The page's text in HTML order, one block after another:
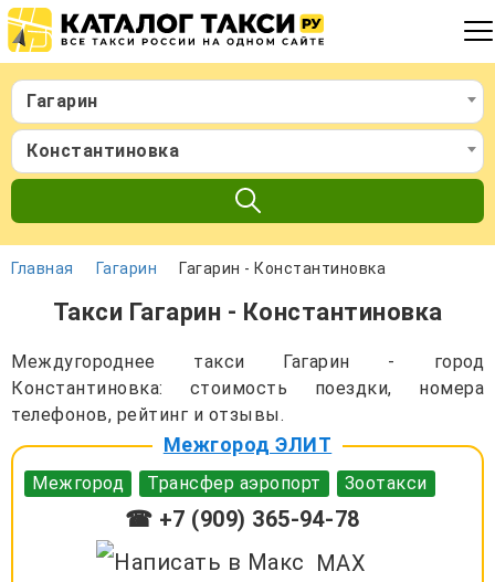
Гагарин
Константиновка
Главная Гагарин Гагарин - Константиновка
Такси Гагарин - Константиновка
Междугороднее такси Гагарин - город
Константиновка: стоимость поездки, номера
телефонов, рейтинг и отзывы.
Межгород ЭЛИТ
Межгород Трансфер аэропорт Зоотакси
☎ +7 (909) 365-94-78
MAX